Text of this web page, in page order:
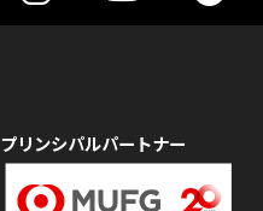
プリンシパルパートナー